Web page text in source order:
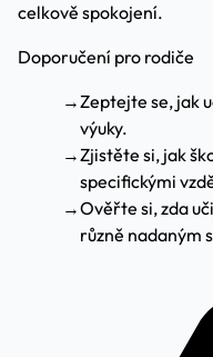
celkově spokojení.
Doporučení pro rodiče
→Zeptejte se, jak
výuky.
→Zjistěte si, jak
specifickými
→Ověřte si, zda
různě nadaným